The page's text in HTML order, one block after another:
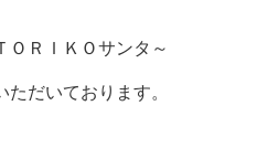
ＯＲＩＫＯサンタ～
だいております。